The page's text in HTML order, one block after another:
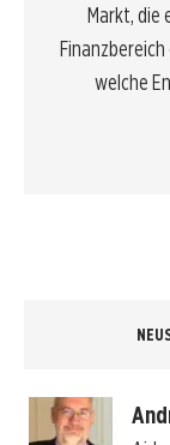
Markt, die
welche